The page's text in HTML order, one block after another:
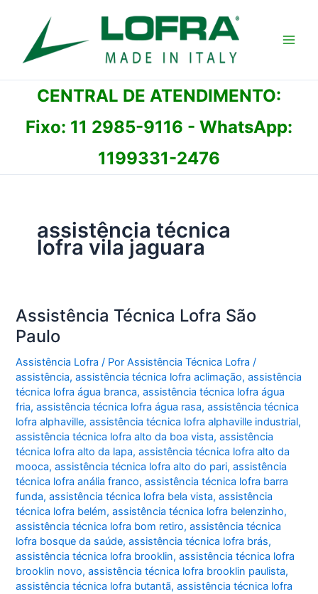
conteúdo
CENTRAL DE ATENDIMENTO:
Fixo: 11 2985-9116 - WhatsApp:
1199331-2476
assistência técnica
lofra vila jaguara
Assistência Técnica Lofra São
Paulo
Assistência Lofra / PorAssistência Técnica Lofra/
assistência,assistência técnica lofra aclimação,assistência
técnica lofra água branca,assistência técnica lofra água
fria,assistência técnica lofra água rasa,assistência técnica
lofra alphaville,assistência técnica lofra alphaville industrial,
assistência técnica lofra alto da boa vista,assistência
técnica lofra alto da lapa,assistência técnica lofra alto da
mooca,assistência técnica lofra alto do pari,assistência
técnica lofra anália franco,assistência técnica lofra barra
funda,assistência técnica lofra bela vista,assistência
técnica lofra belém,assistência técnica lofra belenzinho,
assistência técnica lofra bom retiro,assistência técnica
lofra bosque da saúde,assistência técnica lofra brás,
assistência técnica lofra brooklin,assistência técnica lofra
brooklin novo,assistência técnica lofra brooklin paulista,
assistência técnica lofra butantã,assistência técnica lofra